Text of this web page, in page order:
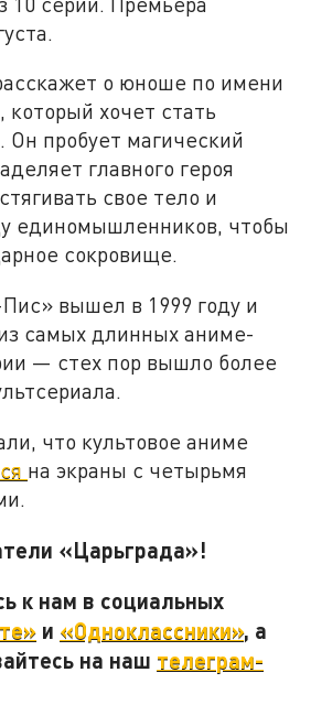
о юноше по имени
хочет стать
Он пробует магический
главного героя
свое тело и
единомышленников, чтобы
сокровище.
вышел в 1999 году и
самых длинных аниме-
— стех пор вышло более
что культовое аниме
на экраны с четырьмя
«Царьграда»!
к нам в социальных
и «Одноклассники», а
на наш телеграм-